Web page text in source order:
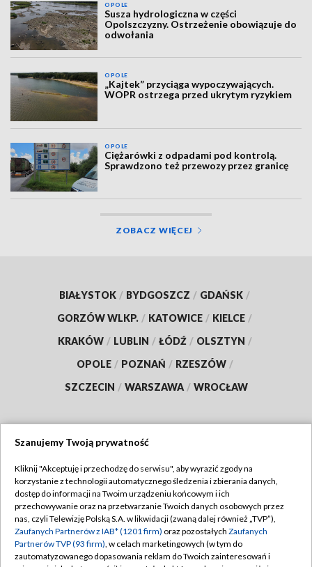
OPOLE
Susza hydrologiczna w części
Opolszczyzny. Ostrzeżenie obowiązuje do
odwołania
OPOLE
„Kajtek” przyciąga wypoczywających.
WOPR ostrzega przed ukrytym ryzykiem
OPOLE
Ciężarówki z odpadami pod kontrolą.
Sprawdzono też przewozy przez granicę
ZOBACZ WIĘCEJ
BIAŁYSTOK / BYDGOSZCZ / GDAŃSK /
GORZÓW WLKP. / KATOWICE / KIELCE /
KRAKÓW / LUBLIN / ŁÓDŹ / OLSZTYN /
OPOLE / POZNAŃ / RZESZÓW /
SZCZECIN / WARSZAWA / WROCŁAW
TVP
Abonament TVP
Emisja w TVP
Centrum informacji TVP
Regulamin TVP
Polityka prywatności
Moje zgody
Szanujemy Twoją prywatność
Kliknij "Akceptuję i przechodzę do serwisu", aby wyrazić zgody na
korzystanie z technologii automatycznego śledzenia i zbierania danych,
dostęp do informacji na Twoim urządzeniu końcowym i ich
przechowywanie oraz na przetwarzanie Twoich danych osobowych przez
nas, czyli Telewizję Polską S.A. w likwidacji (zwaną dalej również „TVP”),
Zaufanych Partnerów z IAB* (1201 firm) oraz pozostałych Zaufanych
Partnerów TVP (93 firm), w celach marketingowych (w tym do
zautomatyzowanego dopasowania reklam do Twoich zainteresowań i